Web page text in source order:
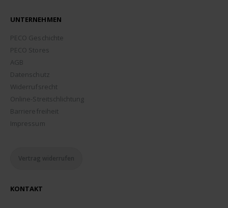
UNTERNEHMEN
PECO Geschichte
PECO Stores
AGB
Datenschutz
Widerrufsrecht
Online-Streitschlichtung
Barrierefreiheit
Impressum
Vertrag widerrufen
KONTAKT